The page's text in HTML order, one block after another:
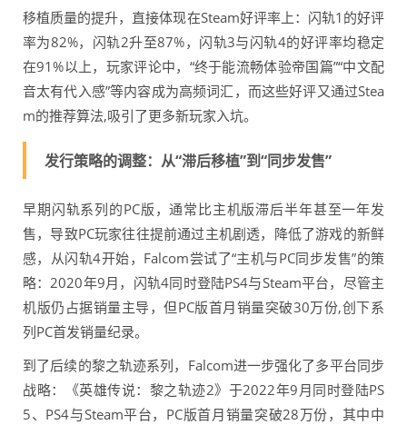
移植质量的提升，直接体现在Steam好评率上：闪轨1的好评
率为82%，闪轨2升至87%，闪轨3与闪轨4的好评率均稳定
在91%以上，玩家评论中，“终于能流畅体验帝国篇”“中文配
音太有代入感”等内容成为高频词汇，而这些好评又通过Stea
m的推荐算法,吸引了更多新玩家入坑。
发行策略的调整：从“滞后移植”到“同步发售”
早期闪轨系列的PC版，通常比主机版滞后半年甚至一年发
售，导致PC玩家往往提前通过主机剧透，降低了游戏的新鲜
感，从闪轨4开始，Falcom尝试了“主机与PC同步发售”的策
略：2020年9月，闪轨4同时登陆PS4与Steam平台，尽管主
机版仍占据销量主导，但PC版首月销量突破30万份,创下系
列PC首发销量纪录。
到了后续的黎之轨迹系列，Falcom进一步强化了多平台同步
战略：《英雄传说：黎之轨迹2》于2022年9月同时登陆PS
5、PS4与Steam平台，PC版首月销量突破28万份，其中中